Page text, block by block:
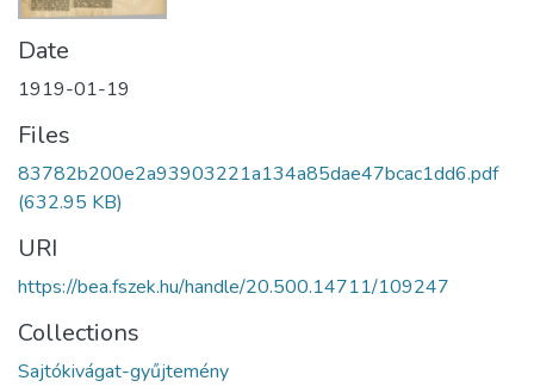
Date
1919-01-19
Files
83782b200e2a93903221a134a85dae47bcac1dd6.pdf
(632.95 KB)
URI
https://bea.fszek.hu/handle/20.500.14711/109247
Collections
Sajtókivágat-gyűjtemény